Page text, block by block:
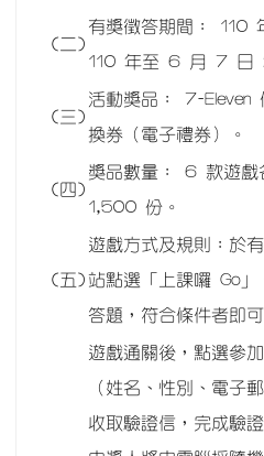
(二)
有獎徵答期間：
110 年至 6 月 7 日
(三)
活動獎品： 7-
換券（電子禮券）。
(四)
獎品數量： 6 款遊
1,500 份。
(五)
遊戲方式及規則：於
站點選「上課囉 Go」
答題，符合條件者即
遊戲通關後，點選參
（姓名、性別、電子
收取驗證信，完成驗